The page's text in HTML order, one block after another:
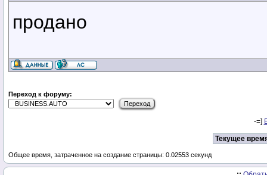
продано
Переход к форуму:
-=]
Текущее
Общее время, затраченное на создание страницы: 0.02553 секунд